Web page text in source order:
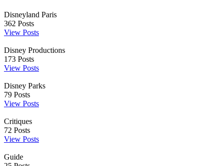
Disneyland Paris
362 Posts
View Posts
Disney Productions
173 Posts
View Posts
Disney Parks
79 Posts
View Posts
Critiques
72 Posts
View Posts
Guide